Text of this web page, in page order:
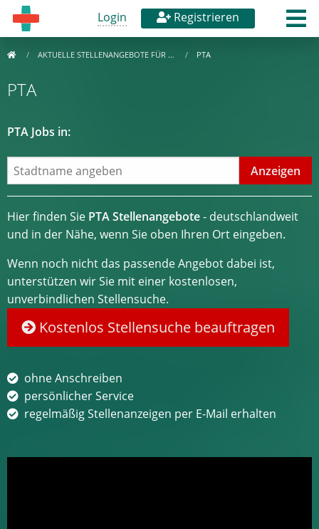
Login Registrieren
AKTUELLE STELLENANGEBOTE FÜR … PTA
PTA
PTA Jobs in:
Hier finden Sie PTA Stellenangebote- deutschlandweit
und in der Nähe, wenn Sie oben Ihren Ort eingeben.
Wenn noch nicht das passende Angebot dabei ist,
unterstützen wir Sie mit einer kostenlosen,
unverbindlichen Stellensuche.
Kostenlos Stellensuche beauftragen
ohne Anschreiben
persönlicher Service
regelmäßig Stellenanzeigen per E-Mail erhalten